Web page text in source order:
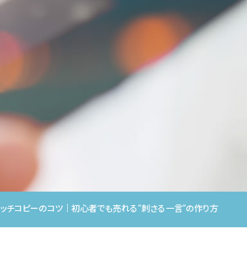
ッチコピーのコツ｜初心者でも売れる“刺さる一言”の作り方